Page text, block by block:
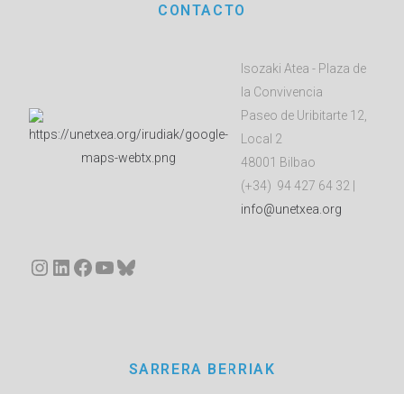
CONTACTO
Isozaki Atea - Plaza de
la Convivencia
Paseo de Uribitarte 12,
Local 2
48001 Bilbao
(+34) 94 427 64 32 |
info@unetxea.org
Instagram
LinkedIn
Facebook
YouTube
Bluesky
SARRERA BERRIAK